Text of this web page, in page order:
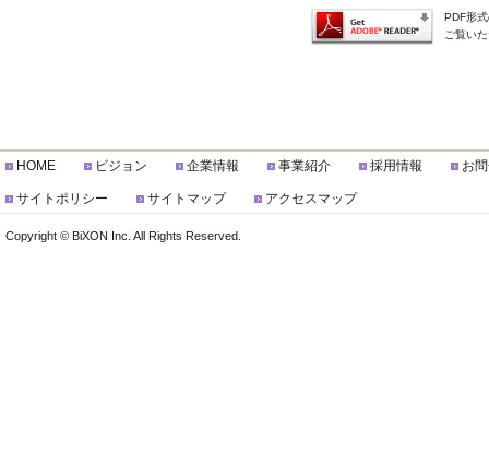
PDF形
ご覧い
HOME ビジョン 企業情報 事業紹介 採用情報 お
サイトポリシー サイトマップ アクセスマップ
Copyright © BiXON Inc. All Rights Reserved.